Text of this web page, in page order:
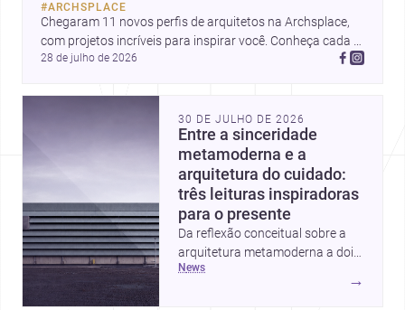
#ARCHSPLACE
Chegaram 11 novos perfis de arquitetos na Archsplace,
com projetos incríveis para inspirar você. Conheça cada
perfil e descubra novas ideias para seus próximos
28 de julho de 2026
30 DE JULHO DE 2026
Entre a sinceridade
metamoderna e a
arquitetura do cuidado:
três leituras inspiradoras
para o presente
Da reflexão conceitual sobre a
arquitetura metamoderna a dois
projetos que colocam escala
humana, bem-estar e experiência
news
→